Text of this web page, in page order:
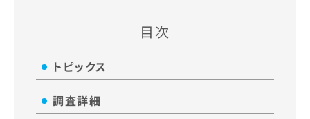
目次
トピックス
調査詳細